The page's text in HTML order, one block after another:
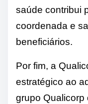
saúde contribui
coordenada e
beneficiários.
Por fim, a
estratégico ao
grupo Qualicorp